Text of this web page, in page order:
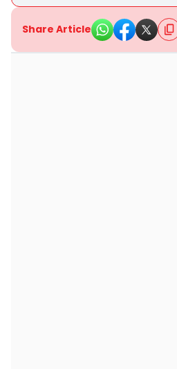
Share Article